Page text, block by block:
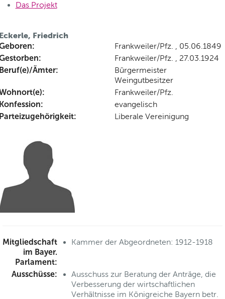
Das Projekt
Friedrich
Frankweiler/Pfz. , 05.06.1849
Frankweiler/Pfz. , 27.03.1924
Ämter:
Bürgermeister
Weingutbesitzer
Frankweiler/Pfz.
evangelisch
Liberale Vereinigung
Mitgliedschaft
im Bayer.
Parlament:
Kammer der Abgeordneten: 1912-1918
Ausschüsse:
Ausschuss zur Beratung der Anträge, die
Verbesserung der wirtschaftlichen
Verhältnisse im Königreiche Bayern betr.